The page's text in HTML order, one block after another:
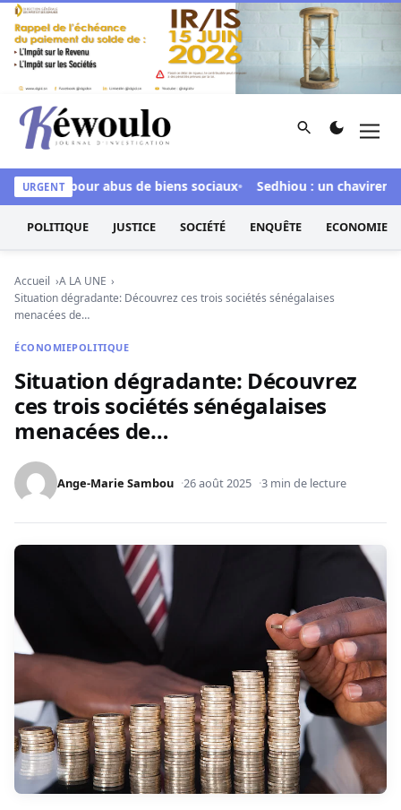
Aller au contenu
Kéwoulo, le premier site d'information et d'investigation
Rechercher
URGENTpour abus de biens sociaux Sedhiou : un chavirement
POLITIQUE JUSTICE SOCIÉTÉ ENQUÊTE ECONOMIE
Accueil
A LA UNE
Situation dégradante: Découvrez ces trois sociétés sénégalaises
menacées de…
ÉCONOMIEPOLITIQUE
Situation dégradante: Découvrez
ces trois sociétés sénégalaises
menacées de…
Ange-Marie Sambou 26 août 2025 3 min de lecture